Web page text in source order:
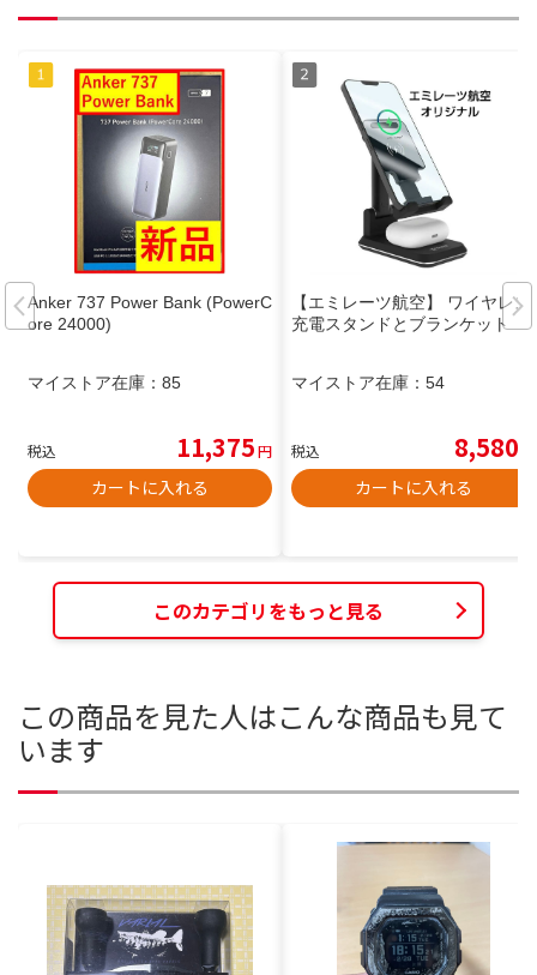
Anker 737 Power Bank (PowerC
ore 24000)
マイストア在庫： 85
税込 11,375円
カートに入れる
【エミレーツ航空】 ワイヤレス
充電スタンドとブランケット
マイストア在庫： 54
税込 8,580
カートに入れる
このカテゴリをもっと見る
この商品を見た人はこんな商品も見て
います